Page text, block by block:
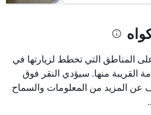
المناطق التي تخطط لزيارتها في
القريبة منها. سيؤدي النقر فوق
المزيد من المعلومات والسماح